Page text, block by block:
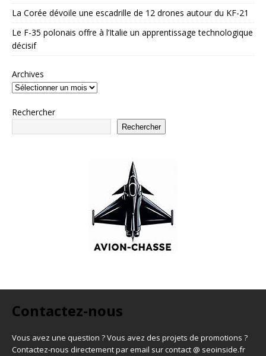
La Corée dévoile une escadrille de 12 drones autour du KF-21
Le F-35 polonais offre à l’Italie un apprentissage technologique
décisif
Archives
Rechercher
Rechercher
Contactez-nous
Vous avez une question ? Vous avez des projets de promotions ?
Contactez-nous directement par email sur contact @ seoinside.fr